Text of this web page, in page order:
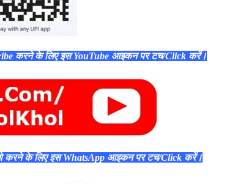
करने के लिए इस YouTube आइकन पर टच/Click करें।
करने के लिए इस WhatsApp आइकन पर टच/Click करें।